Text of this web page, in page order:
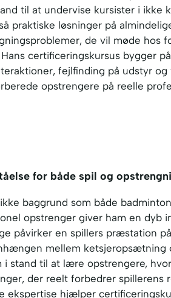
til at undervise kursister i ikke
praktiske løsninger på
de vil møde hos
certificeringskursus bygger
fejlfinding på udstyr
opstrengere på reelle
for både spil og
baggrund som både
opstrenger giver ham en dyb
påvirker en spillers præstation
mellem ketsjeropsætning
i stand til at lære opstrengere,
der reelt forbedrer spillerens
ekspertise hjælper